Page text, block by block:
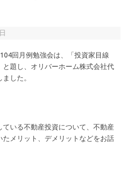
回月例勉強会は、「投資家目線
題し、オリバーホーム株式会社代
した。
いる不動産投資について、不動産
メリット、デメリットなどをお話